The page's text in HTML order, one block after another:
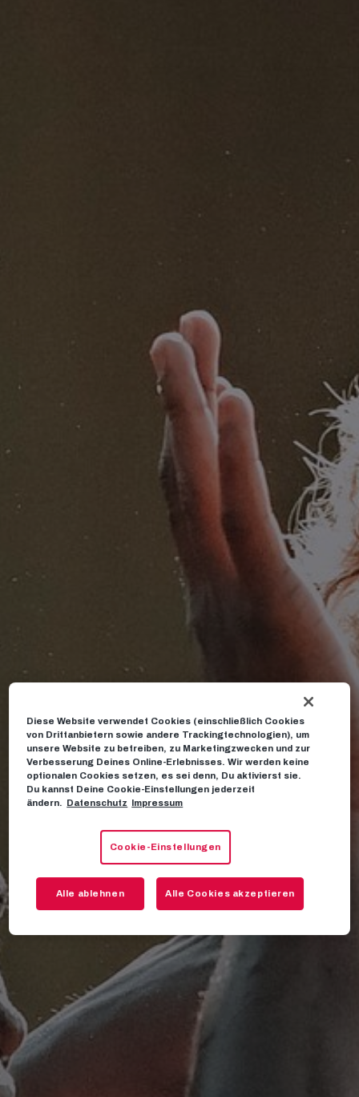
Diese Website verwendet Cookies (einschließlich Cookies
von Drittanbietern sowie andere Trackingtechnologien), um
unsere Website zu betreiben, zu Marketingzwecken und zur
Verbesserung Deines Online-Erlebnisses. Wir werden keine
optionalen Cookies setzen, es sei denn, Du aktivierst sie.
Du kannst Deine Cookie-Einstellungen jederzeit
ändern. Datenschutz Impressum
Cookie-Einstellungen
Alle ablehnen Alle Cookies akzeptieren